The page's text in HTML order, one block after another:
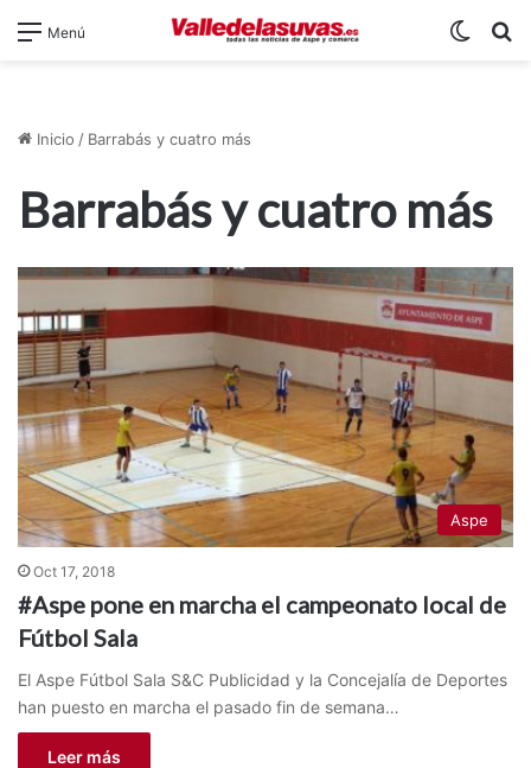
Menú
Inicio / Barrabás y cuatro más
Barrabás y cuatro más
Aspe
Oct 17, 2018
#Aspe pone en marcha el campeonato local de
Fútbol Sala
El Aspe Fútbol Sala S&C Publicidad y la Concejalía de Deportes
han puesto en marcha el pasado fin de semana…
Leer más